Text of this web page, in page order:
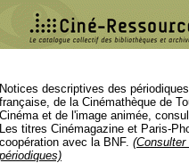
Notices descriptives des
française, de la Cinémathèque de
Cinéma et de l'image animée,
Les titres Cinémagazine et Paris-
coopération avec la BNF.
périodiques)